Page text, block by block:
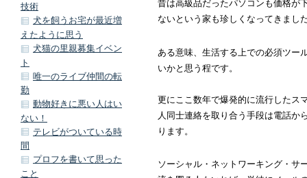
昔は高級品だったパソコンも価格が
ないという家も珍しくなってきまし
ある意味、生活する上での必須ツー
いかと思う程です。
更にここ数年で爆発的に流行したス
人同士連絡を取り合う手段は電話か
ります。
ソーシャル・ネットワーキング・サ
技術
犬を飼うお宅が最近増
えたように思う
犬猫の里親募集イベン
ト
唯一のライブ仲間の転
勤
動物好きに悪い人はい
ない！
テレビがついている時
間
プロフを書いて思った
こと